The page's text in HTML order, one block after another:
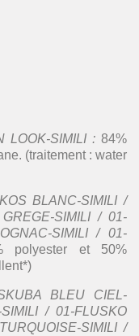
LOOK-SIMILI : 84%
(traitement : water
BLANC-SIMILI /
SIMILI / 01-
SIMILI / 01-
et 50%
BLEU CIEL-
/ 01-FLUSKO
SIMILI /